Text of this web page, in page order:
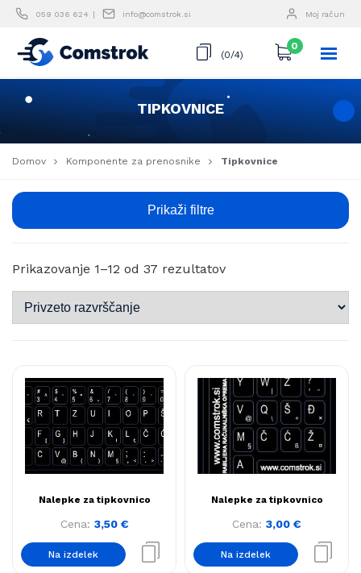
Skip
content
059 036 624 info@comstrok.si Moj račun
(0/4)
0
TIPKOVNICE
Domov Komponente za prenosnike Tipkovnice
Prikaži filtre
Prikazovanje 1–12 od 37 rezultatov
Nalepke za tipkovnico
Cena: 3,50 €
Na izdelek
Nalepke za tipkovnico
Cena: 3,00 €
Na izdelek